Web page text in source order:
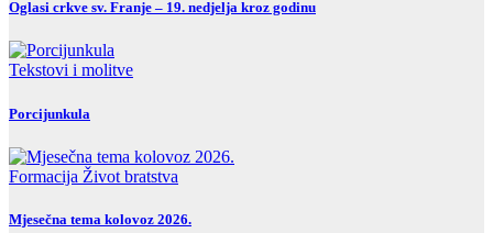
Oglasi crkve sv. Franje – 19. nedjelja kroz godinu
Tekstovi i molitve
Porcijunkula
Formacija Život bratstva
Mjesečna tema kolovoz 2026.